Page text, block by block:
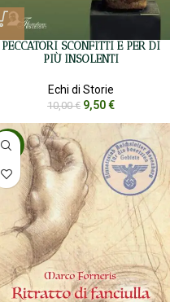
PECCATORI SCONFITTI E PER DI
PIÙ INSOLENTI
Echi di Storie
10,00€ 9,50€
-5%